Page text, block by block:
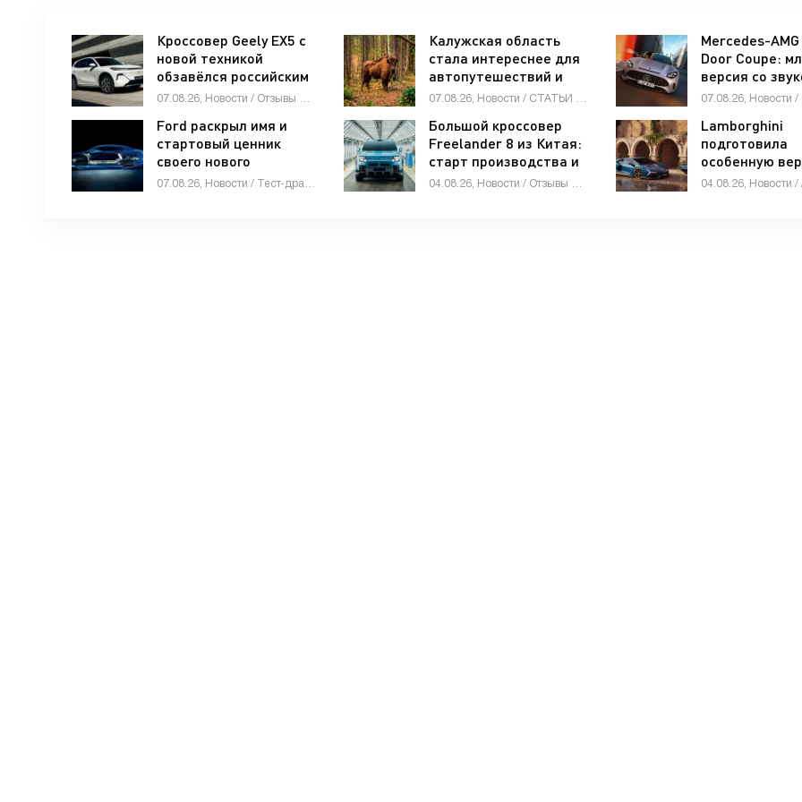
Кроссовер Geely EX5 с
новой техникой
обзавёлся российским
ценником -
Калужская область
стала интереснее для
автопутешествий и
экотуризма -
Mercedes-
Door Coupe:
версия со
рядной
Ford раскрыл имя и
стартовый ценник
своего нового
среднеразмерного
Большой кроссовер
Freelander 8 из Китая:
старт производства и
глобальные амбиции -
Lamborghini
подготовила
особенную
суперкара